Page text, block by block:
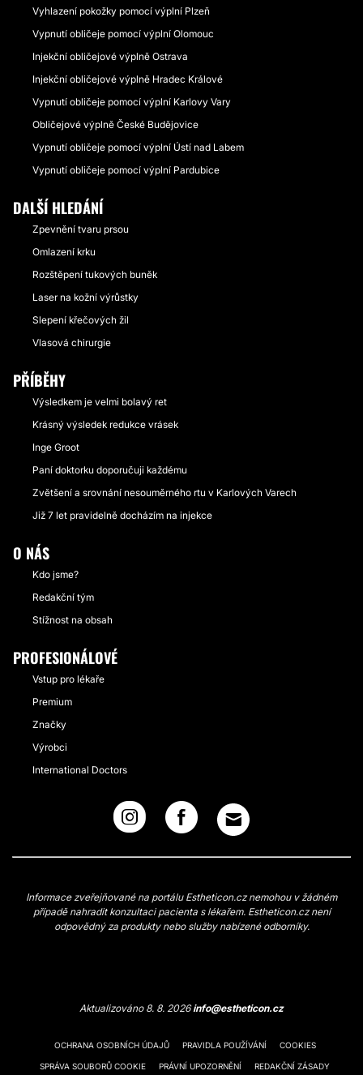
Vyhlazení pokožky pomocí výplní Plzeň
Vypnutí obličeje pomocí výplní Olomouc
Injekční obličejové výplně Ostrava
Injekční obličejové výplně Hradec Králové
Vypnutí obličeje pomocí výplní Karlovy Vary
Obličejové výplně České Budějovice
Vypnutí obličeje pomocí výplní Ústí nad Labem
Vypnutí obličeje pomocí výplní Pardubice
DALŠÍ HLEDÁNÍ
Zpevnění tvaru prsou
Omlazení krku
Rozštěpení tukových buněk
Laser na kožní výrůstky
Slepení křečových žil
Vlasová chirurgie
PŘÍBĚHY
Výsledkem je velmi bolavý ret
Krásný výsledek redukce vrásek
Inge Groot
Paní doktorku doporučuji každému
Zvětšení a srovnání nesouměrného rtu v Karlových Varech
Již 7 let pravidelně docházím na injekce
O NÁS
Kdo jsme?
Redakční tým
Stížnost na obsah
PROFESIONÁLOVÉ
Vstup pro lékaře
Premium
Značky
Výrobci
International Doctors
Informace zveřejňované na portálu Estheticon.cz nemohou v žádném
případě nahradit konzultaci pacienta s lékařem. Estheticon.cz není
odpovědný za produkty nebo služby nabízené odborníky.
Aktualizováno 8. 8. 2026info@estheticon.cz
OCHRANA OSOBNÍCH ÚDAJŮ PRAVIDLA POUŽÍVÁNÍ COOKIES
SPRÁVA SOUBORŮ COOKIE PRÁVNÍ UPOZORNĚNÍ REDAKČNÍ ZÁSADY